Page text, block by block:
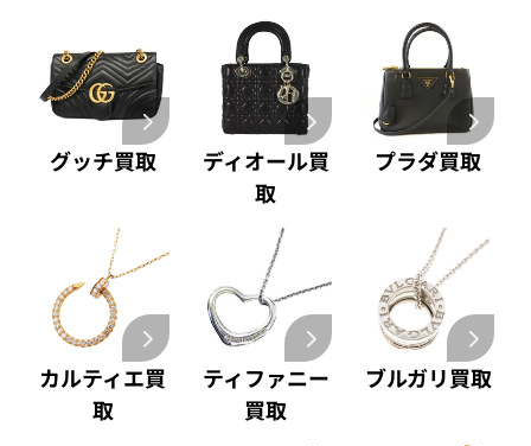
グッチ買取
ディオール買
取
プラダ買取
カルティエ買
取
ティファニー
買取
ブルガリ買取